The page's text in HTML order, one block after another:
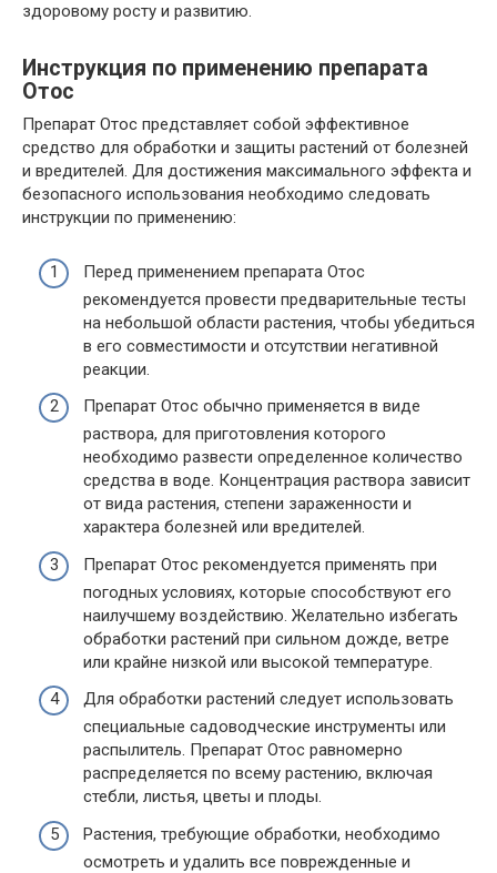
здоровому росту и развитию.
Инструкция по применению препарата
Отос
Препарат Отос представляет собой эффективное
средство для обработки и защиты растений от болезней
и вредителей. Для достижения максимального эффекта и
безопасного использования необходимо следовать
инструкции по применению:
Перед применением препарата Отос
рекомендуется провести предварительные тесты
на небольшой области растения, чтобы убедиться
в его совместимости и отсутствии негативной
реакции.
Препарат Отос обычно применяется в виде
раствора, для приготовления которого
необходимо развести определенное количество
средства в воде. Концентрация раствора зависит
от вида растения, степени зараженности и
характера болезней или вредителей.
Препарат Отос рекомендуется применять при
погодных условиях, которые способствуют его
наилучшему воздействию. Желательно избегать
обработки растений при сильном дожде, ветре
или крайне низкой или высокой температуре.
Для обработки растений следует использовать
специальные садоводческие инструменты или
распылитель. Препарат Отос равномерно
распределяется по всему растению, включая
стебли, листья, цветы и плоды.
Растения, требующие обработки, необходимо
осмотреть и удалить все поврежденные и